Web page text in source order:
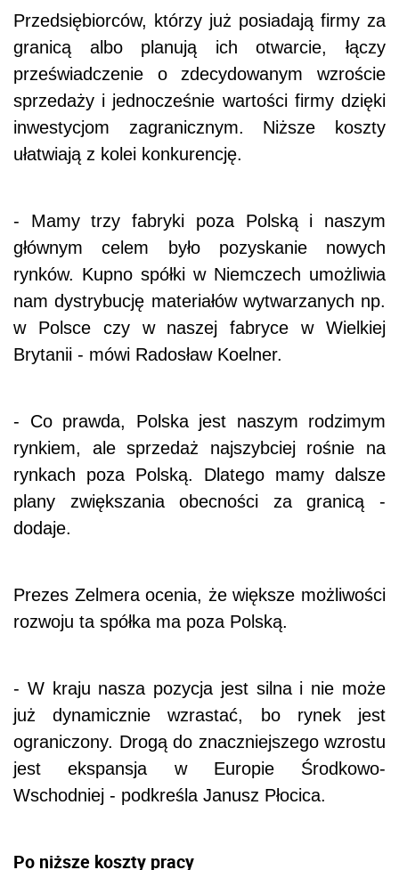
Przedsiębiorców, którzy już posiadają firmy za
granicą albo planują ich otwarcie, łączy
przeświadczenie o zdecydowanym wzroście
sprzedaży i jednocześnie wartości firmy dzięki
inwestycjom zagranicznym. Niższe koszty
ułatwiają z kolei konkurencję.
- Mamy trzy fabryki poza Polską i naszym
głównym celem było pozyskanie nowych
rynków. Kupno spółki w Niemczech umożliwia
nam dystrybucję materiałów wytwarzanych np.
w Polsce czy w naszej fabryce w Wielkiej
Brytanii - mówi Radosław Koelner.
- Co prawda, Polska jest naszym rodzimym
rynkiem, ale sprzedaż najszybciej rośnie na
rynkach poza Polską. Dlatego mamy dalsze
plany zwiększania obecności za granicą -
dodaje.
Prezes Zelmera ocenia, że większe możliwości
rozwoju ta spółka ma poza Polską.
- W kraju nasza pozycja jest silna i nie może
już dynamicznie wzrastać, bo rynek jest
ograniczony. Drogą do znaczniejszego wzrostu
jest ekspansja w Europie Środkowo-
Wschodniej - podkreśla Janusz Płocica.
Po niższe koszty pracy